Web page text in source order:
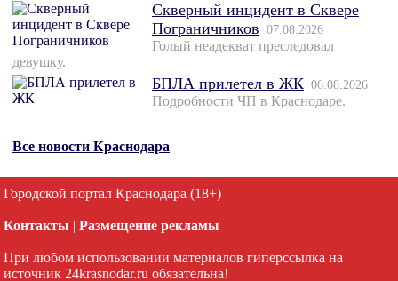
Скверный инцидент в Сквере
Пограничников 07.08.2026
Голый неадекват преследовал
девушку.
БПЛА прилетел в ЖК 06.08.2026
Подробности ЧП в Краснодаре.
Все новости Краснодара
Городской портал Краснодара (18+)
Контакты | Размещение рекламы
При любом использовании материалов гиперссылка на
источник 24krasnodar.ru обязательна!